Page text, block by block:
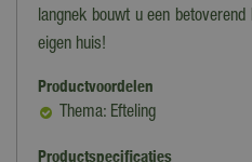
langnek bouwt u een betoverend
eigen huis!
Productvoordelen
Thema: Efteling
Productspecificaties